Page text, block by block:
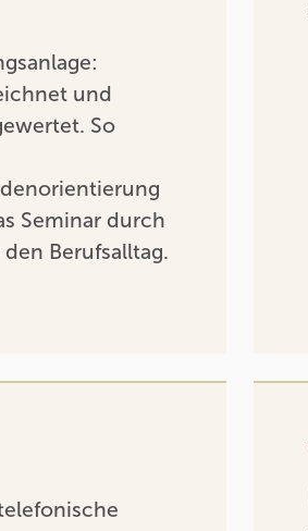
und
So
Seminar durch
Berufsalltag.